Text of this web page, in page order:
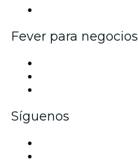
Fever para negocios
Síguenos